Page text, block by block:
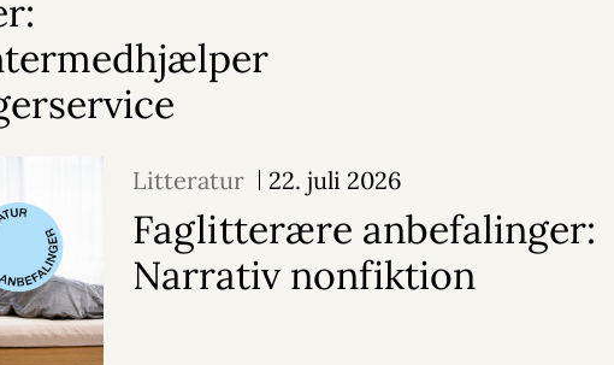
Litteratur 22. juli 2026
Faglitterære anbefalinger:
Narrativ nonfiktion